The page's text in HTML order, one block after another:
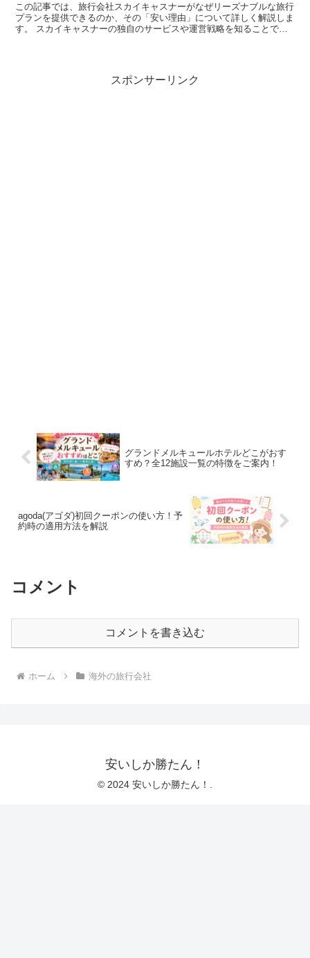
この記事では、旅行会社スカイキャスナーがなぜリーズナブルな旅行
プランを提供できるのか、その「安い理由」について詳しく解説しま
す。 スカイキャスナーの独自のサービスや運営戦略を知ることで、
スポンサーリンク
グランドメルキュールホテルどこがおす
すめ？全12施設一覧の特徴をご案内！
agoda(アゴダ)初回クーポンの使い方！予
約時の適用方法を解説
コメント
コメントを書き込む
ホーム 海外の旅行会社
安いしか勝たん！
© 2024 安いしか勝たん！.